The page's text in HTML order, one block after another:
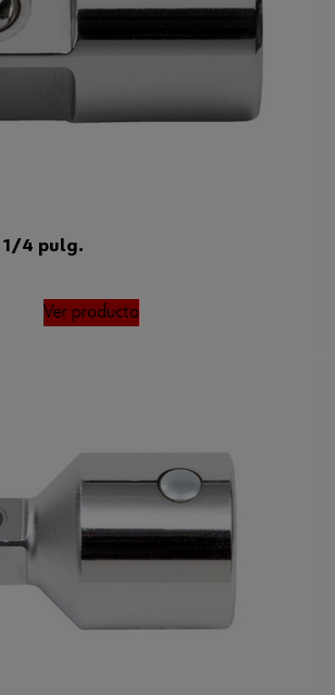
1/4 pulg.
Ver producto